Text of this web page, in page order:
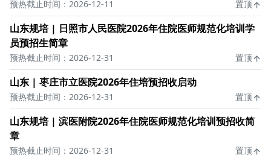
预热截止时间：2026-12-11 置顶
山东规培 | 日照市人民医院2026年住院医师规范化培训学
员预招生简章
预热截止时间：2026-12-31 置顶
山东 | 枣庄市立医院2026年住培预招收启动
预热截止时间：2026-12-31 置顶
山东规培 | 滨医附院2026年住院医师规范化培训预招收简
章
预热截止时间：2026-12-31 置顶